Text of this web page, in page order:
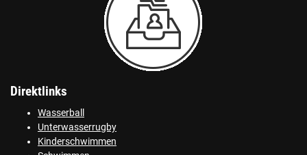
Direktlinks
Wasserball
Unterwasserrugby
Kinderschwimmen